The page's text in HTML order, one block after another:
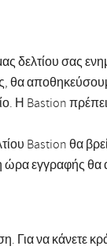
δελτίου σας
θα
Bastion πρέπει
Bastion θα
η ώρα εγγραφής
Για να